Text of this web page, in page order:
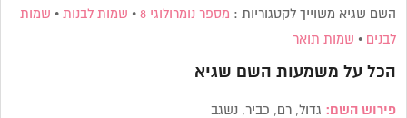
השם שגיא משוייך לקטגוריות : מספר נומרולוגי 8 • שמות לבנות • שמות
לבנים • שמות תואר
הכל על משמעות השם שגיא
פירוש השם: גדול, רם, כביר, נשגב